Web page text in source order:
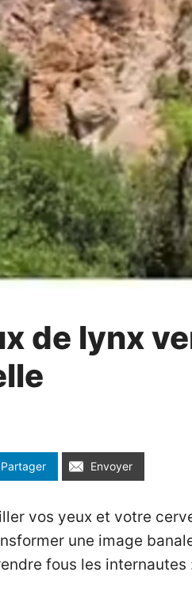
de lynx
Partager Envoyer
vos yeux et votre
une image
fous les